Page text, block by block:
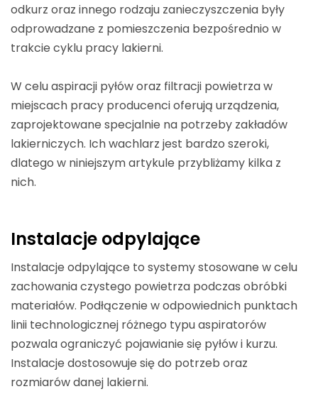
odkurz oraz innego rodzaju zanieczyszczenia były
odprowadzane z pomieszczenia bezpośrednio w
trakcie cyklu pracy lakierni.
W celu aspiracji pyłów oraz filtracji powietrza w
miejscach pracy producenci oferują urządzenia,
zaprojektowane specjalnie na potrzeby zakładów
lakierniczych. Ich wachlarz jest bardzo szeroki,
dlatego w niniejszym artykule przybliżamy kilka z
nich.
Instalacje odpylające
Instalacje odpylające to systemy stosowane w celu
zachowania czystego powietrza podczas obróbki
materiałów. Podłączenie w odpowiednich punktach
linii technologicznej różnego typu aspiratorów
pozwala ograniczyć pojawianie się pyłów i kurzu.
Instalacje dostosowuje się do potrzeb oraz
rozmiarów danej lakierni.